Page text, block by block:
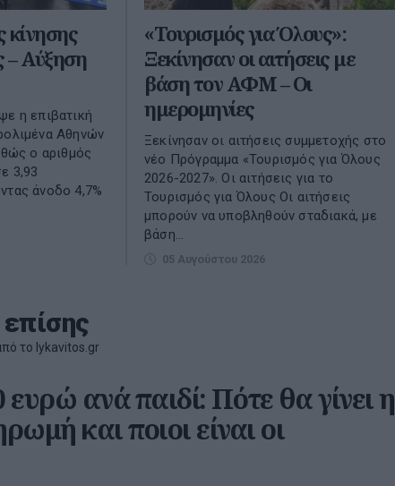
κίνησης
– Αύξηση
η επιβατική
Αθηνών
ο αριθμός
3,93
άνοδο 4,7%
«Τουρισμός για Όλους»:
Ξεκίνησαν οι αιτήσεις με
βάση τον ΑΦΜ – Οι
ημερομηνίες
Ξεκίνησαν οι αιτήσεις συμμετοχής στο
νέο Πρόγραμμα «Τουρισμός για Όλους
2026-2027». Οι αιτήσεις για το
Τουρισμός για Όλους Οι αιτήσεις
μπορούν να υποβληθούν σταδιακά, με
βάση...
05 Αυγούστου 2026
το lykavitos.gr
ανά παιδί: Πότε θα γίνει η
και ποιοι είναι οι